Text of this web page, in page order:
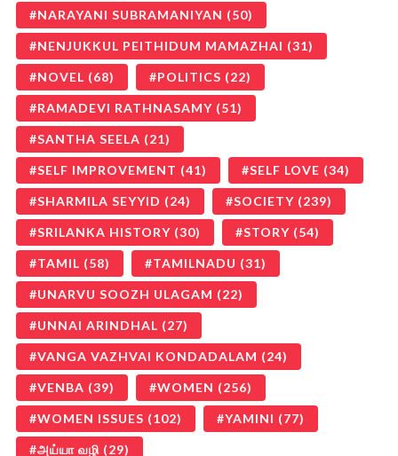
NARAYANI SUBRAMANIYAN (50)
NENJUKKUL PEITHIDUM MAMAZHAI (31)
NOVEL (68) POLITICS (22)
RAMADEVI RATHNASAMY (51)
SANTHA SEELA (21)
SELF IMPROVEMENT (41) SELF LOVE (34)
SHARMILA SEYYID (24) SOCIETY (239)
SRILANKA HISTORY (30) STORY (54)
TAMIL (58) TAMILNADU (31)
UNARVU SOOZH ULAGAM (22)
UNNAI ARINDHAL (27)
VANGA VAZHVAI KONDADALAM (24)
VENBA (39) WOMEN (256)
WOMEN ISSUES (102) YAMINI (77)
அய்யா வழி (29)